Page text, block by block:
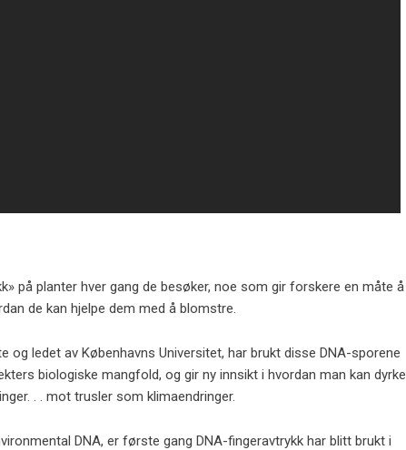
på planter hver gang de besøker, noe som gir forskere en måte å
de kan hjelpe dem med å blomstre.
ledet av Københavns Universitet, har brukt disse DNA-sporene
biologiske mangfold, og gir ny innsikt i hvordan man kan dyrke
. . mot trusler som klimaendringer.
DNA, er første gang DNA-fingeravtrykk har blitt brukt i